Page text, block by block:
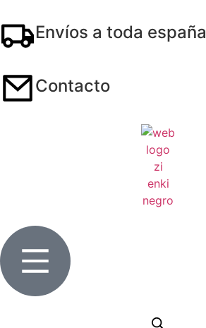
Envíos a toda españa
Contacto